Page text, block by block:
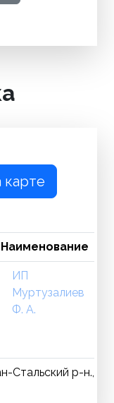
карте
Наименование
ИП
Муртузалиев
Ф. А.
Стальский р-н.,